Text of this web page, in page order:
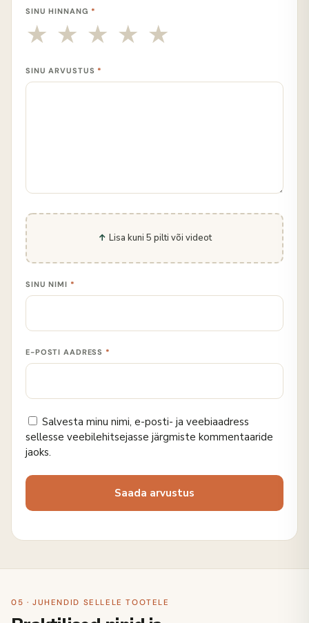
SINU HINNANG *
SINU ARVUSTUS *
Lisa kuni 5 pilti või videot
SINU NIMI *
E-POSTI AADRESS *
Salvesta minu nimi, e-posti- ja veebiaadress
sellesse veebilehitsejasse järgmiste kommentaaride
jaoks.
05 · JUHENDID SELLELE TOOTELE